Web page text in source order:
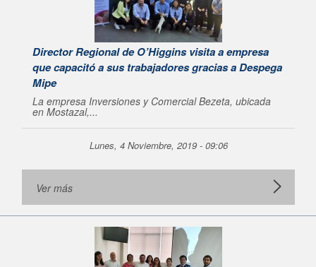
Director Regional de O’Higgins visita a empresa
que capacitó a sus trabajadores gracias a Despega
Mipe
La empresa Inversiones y Comercial Bezeta, ubicada
en Mostazal,...
Lunes, 4 Noviembre, 2019 - 09:06
Ver más